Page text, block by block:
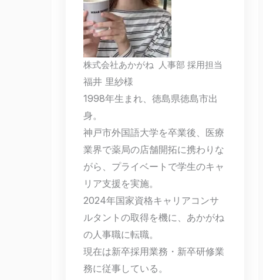
株式会社あかがね 人事部 採用担当
福井 里紗様
1998年生まれ、徳島県徳島市出
身。
神戸市外国語大学を卒業後、医療
業界で薬局の店舗開拓に携わりな
がら、プライベートで学生のキャ
リア支援を実施。
2024年国家資格キャリアコンサ
ルタントの取得を機に、あかがね
の人事職に転職。
現在は新卒採用業務・新卒研修業
務に従事している。